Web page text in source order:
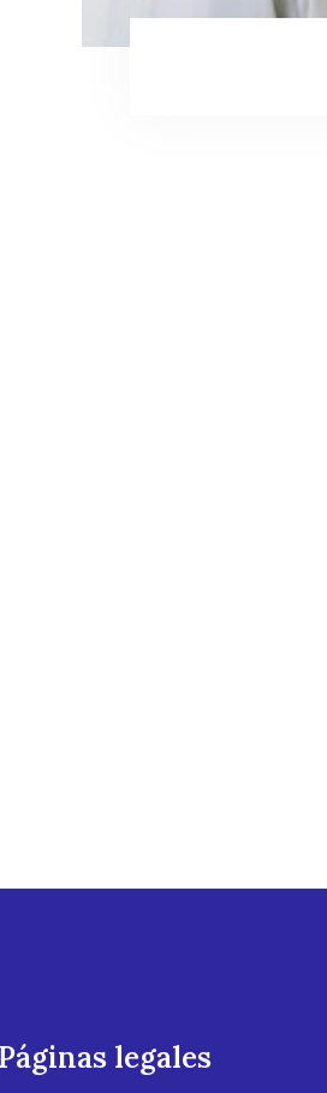
Páginas legales